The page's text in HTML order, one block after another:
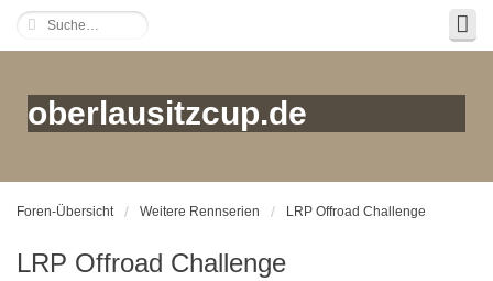
oberlausitzcup.de
Foren-Übersicht Weitere Rennserien LRP Offroad Challenge
LRP Offroad Challenge